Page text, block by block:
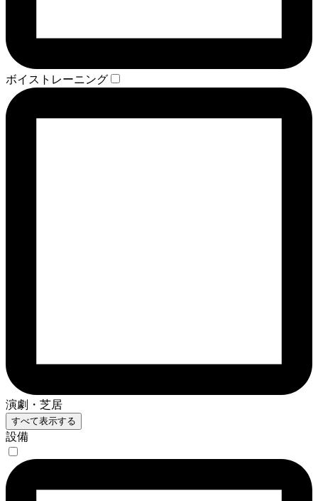
ボイストレーニング
演劇・芝居
すべて表示する
設備